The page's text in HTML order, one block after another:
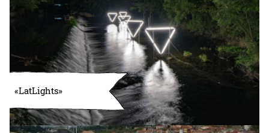
«LatLights»